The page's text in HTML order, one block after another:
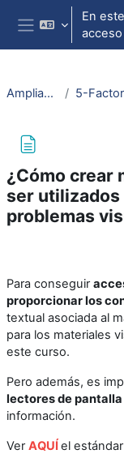
Salta al contenido
Panel lateral
En
Ampliación Mater. Educ. Multimedia
¿Cómo crear
ser utilizados
problemas
Para conseguir
proporcionar los
textual asociada al
para los materiales
este curso.
Pero además, es
lectores de pantalla
información.
VerAQUÍel